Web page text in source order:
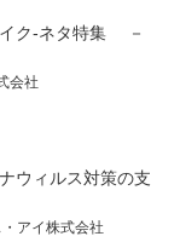
イク-ネタ特集 －
会社
ウィルス対策の支
アイ株式会社